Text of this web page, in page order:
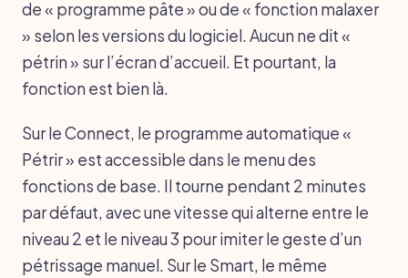
de « programme pâte » ou de « fonction malaxer
» selon les versions du logiciel. Aucun ne dit «
pétrin » sur l’écran d’accueil. Et pourtant, la
fonction est bien là.
Sur le Connect, le programme automatique «
Pétrir » est accessible dans le menu des
fonctions de base. Il tourne pendant 2 minutes
par défaut, avec une vitesse qui alterne entre le
niveau 2 et le niveau 3 pour imiter le geste d’un
pétrissage manuel. Sur le Smart, le même